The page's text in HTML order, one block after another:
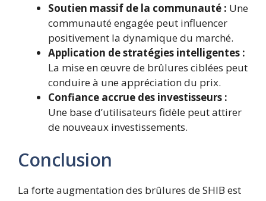
Soutien massif de la communauté : Une
communauté engagée peut influencer
positivement la dynamique du marché.
Application de stratégies intelligentes :
La mise en œuvre de brûlures ciblées peut
conduire à une appréciation du prix.
Confiance accrue des investisseurs :
Une base d’utilisateurs fidèle peut attirer
de nouveaux investissements.
Conclusion
La forte augmentation des brûlures de SHIB est